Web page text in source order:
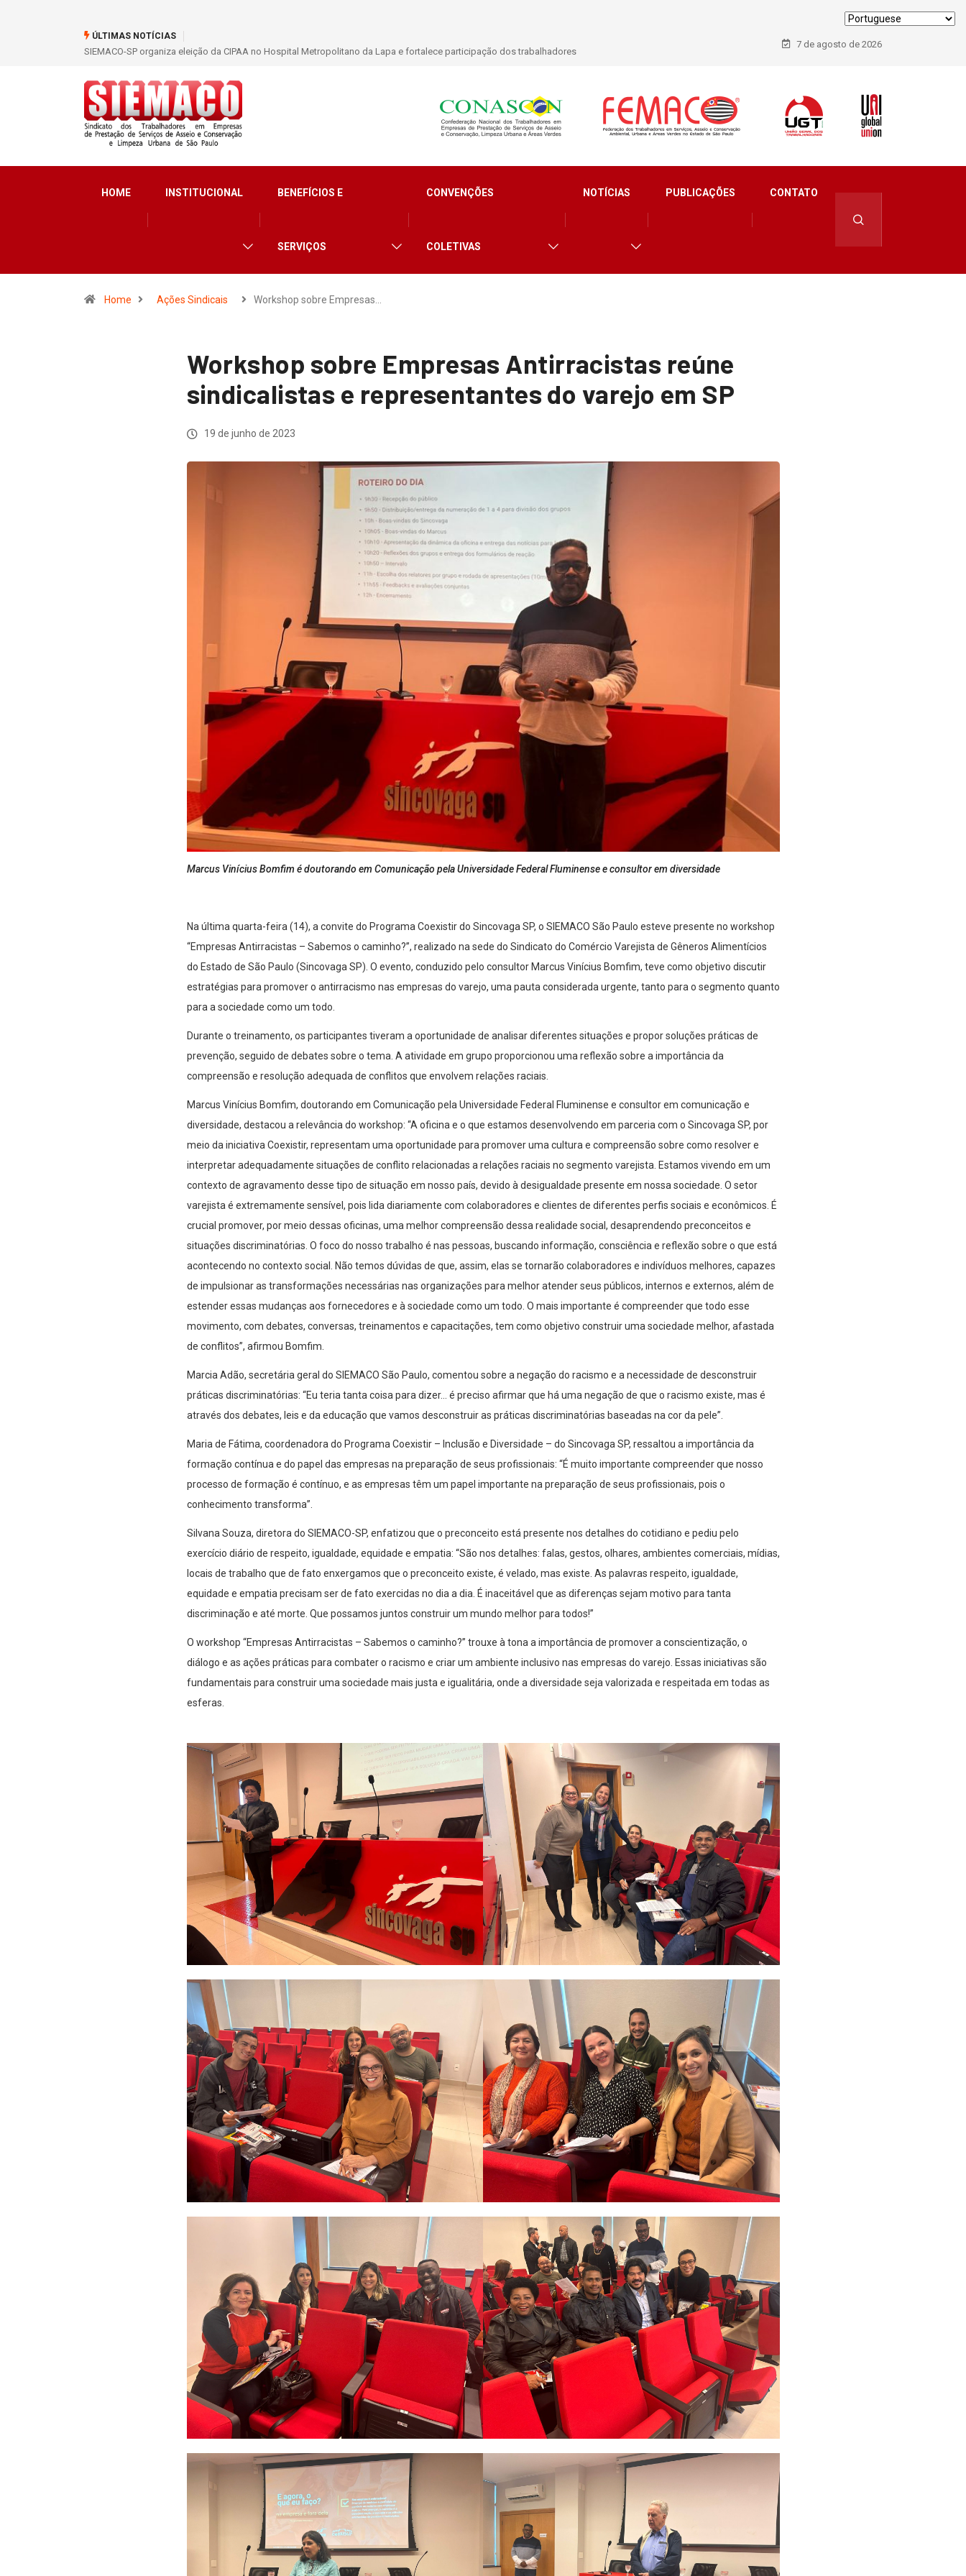
ÚLTIMAS NOTÍCIAS
SIEMACO São Paulo garante mais de 400 benefícios natalidade para trabalhadores do Asseio em 2026
7 de agosto de 2026
HOME INSTITUCIONAL BENEFÍCIOS E
SERVIÇOS
CONVENÇÕES
COLETIVAS
NOTÍCIAS PUBLICAÇÕES CONTATO
Home Ações Sindicais Workshop sobre Empresas…
Workshop sobre Empresas Antirracistas reúne
sindicalistas e representantes do varejo em SP
19 de junho de 2023
Marcus Vinícius Bomfim é doutorando em Comunicação pela Universidade Federal Fluminense e consultor em diversidade
Na última quarta-feira (14), a convite do Programa Coexistir do Sincovaga SP, o SIEMACO São Paulo esteve presente no workshop
“Empresas Antirracistas – Sabemos o caminho?”, realizado na sede do Sindicato do Comércio Varejista de Gêneros Alimentícios
do Estado de São Paulo (Sincovaga SP). O evento, conduzido pelo consultor Marcus Vinícius Bomfim, teve como objetivo discutir
estratégias para promover o antirracismo nas empresas do varejo, uma pauta considerada urgente, tanto para o segmento quanto
para a sociedade como um todo.
Durante o treinamento, os participantes tiveram a oportunidade de analisar diferentes situações e propor soluções práticas de
prevenção, seguido de debates sobre o tema. A atividade em grupo proporcionou uma reflexão sobre a importância da
compreensão e resolução adequada de conflitos que envolvem relações raciais.
Marcus Vinícius Bomfim, doutorando em Comunicação pela Universidade Federal Fluminense e consultor em comunicação e
diversidade, destacou a relevância do workshop: “A oficina e o que estamos desenvolvendo em parceria com o Sincovaga SP, por
meio da iniciativa Coexistir, representam uma oportunidade para promover uma cultura e compreensão sobre como resolver e
interpretar adequadamente situações de conflito relacionadas a relações raciais no segmento varejista. Estamos vivendo em um
contexto de agravamento desse tipo de situação em nosso país, devido à desigualdade presente em nossa sociedade. O setor
varejista é extremamente sensível, pois lida diariamente com colaboradores e clientes de diferentes perfis sociais e econômicos. É
crucial promover, por meio dessas oficinas, uma melhor compreensão dessa realidade social, desaprendendo preconceitos e
situações discriminatórias. O foco do nosso trabalho é nas pessoas, buscando informação, consciência e reflexão sobre o que está
acontecendo no contexto social. Não temos dúvidas de que, assim, elas se tornarão colaboradores e indivíduos melhores, capazes
de impulsionar as transformações necessárias nas organizações para melhor atender seus públicos, internos e externos, além de
estender essas mudanças aos fornecedores e à sociedade como um todo. O mais importante é compreender que todo esse
movimento, com debates, conversas, treinamentos e capacitações, tem como objetivo construir uma sociedade melhor, afastada
de conflitos”, afirmou Bomfim.
Marcia Adão, secretária geral do SIEMACO São Paulo, comentou sobre a negação do racismo e a necessidade de desconstruir
práticas discriminatórias: “Eu teria tanta coisa para dizer… é preciso afirmar que há uma negação de que o racismo existe, mas é
através dos debates, leis e da educação que vamos desconstruir as práticas discriminatórias baseadas na cor da pele”.
Maria de Fátima, coordenadora do Programa Coexistir – Inclusão e Diversidade – do Sincovaga SP, ressaltou a importância da
formação contínua e do papel das empresas na preparação de seus profissionais: “É muito importante compreender que nosso
processo de formação é contínuo, e as empresas têm um papel importante na preparação de seus profissionais, pois o
conhecimento transforma”.
Silvana Souza, diretora do SIEMACO-SP, enfatizou que o preconceito está presente nos detalhes do cotidiano e pediu pelo
exercício diário de respeito, igualdade, equidade e empatia: “São nos detalhes: falas, gestos, olhares, ambientes comerciais, mídias,
locais de trabalho que de fato enxergamos que o preconceito existe, é velado, mas existe. As palavras respeito, igualdade,
equidade e empatia precisam ser de fato exercidas no dia a dia. É inaceitável que as diferenças sejam motivo para tanta
discriminação e até morte. Que possamos juntos construir um mundo melhor para todos!”
O workshop “Empresas Antirracistas – Sabemos o caminho?” trouxe à tona a importância de promover a conscientização, o
diálogo e as ações práticas para combater o racismo e criar um ambiente inclusivo nas empresas do varejo. Essas iniciativas são
fundamentais para construir uma sociedade mais justa e igualitária, onde a diversidade seja valorizada e respeitada em todas as
esferas.